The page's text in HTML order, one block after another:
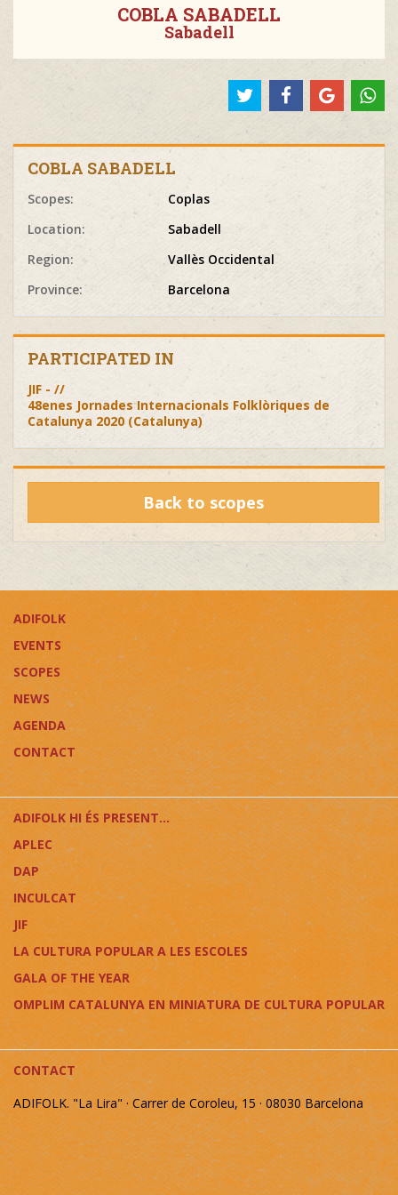
COBLA SABADELL
Sabadell
COBLA SABADELL
Scopes:
Coplas
Location:
Sabadell
Region:
Vallès Occidental
Province:
Barcelona
PARTICIPATED IN
JIF - //
48enes Jornades Internacionals Folklòriques de
Catalunya 2020 (Catalunya)
Back to scopes
ADIFOLK
EVENTS
SCOPES
NEWS
AGENDA
CONTACT
ADIFOLK HI ÉS PRESENT...
APLEC
DAP
INCULCAT
JIF
LA CULTURA POPULAR A LES ESCOLES
GALA OF THE YEAR
OMPLIM CATALUNYA EN MINIATURA DE CULTURA POPULAR
CONTACT
ADIFOLK. "La Lira" · Carrer de Coroleu, 15 · 08030 Barcelona